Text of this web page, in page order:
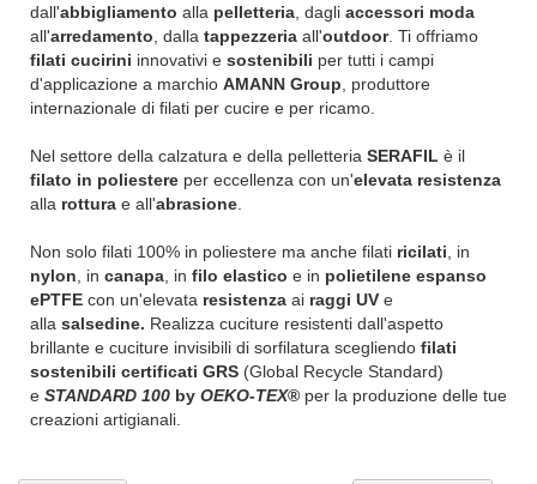
dall'abbigliamento alla pelletteria , dagli accessori moda
all'arredamento , dalla tappezzeria all'outdoor. Ti offriamo
filati cucirini innovativi e sostenibili per tutti i campi
d'applicazione a marchio AMANN Group , produttore
internazionale di filati per cucire e per ricamo.
Nel settore della calzatura e della pelletteria SERAFIL è il
filato in poliestere per eccellenza con un'elevata resistenza
alla rottura e all'abrasione
Non solo filati 100% in poliestere ma anche filati ricilati , in
nylon , in canapa , in filo elastico e in polietilene espanso
ePTFE con un'elevata resistenza ai raggi UV e
alla salsedine. Realizza cuciture resistenti dall'aspetto
brillante e cuciture invisibili di sorfilatura scegliendo filati
sostenibili certificati GRS (Global Recycle Standard)
e STANDARD 100 by OEKO-TEX® per la produzione delle tue
creazioni artigianali.